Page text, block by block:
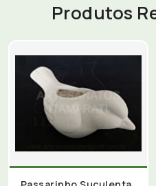
Produtos